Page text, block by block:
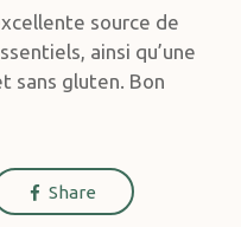
source de
ainsi qu’une
sans gluten. Bon
Share